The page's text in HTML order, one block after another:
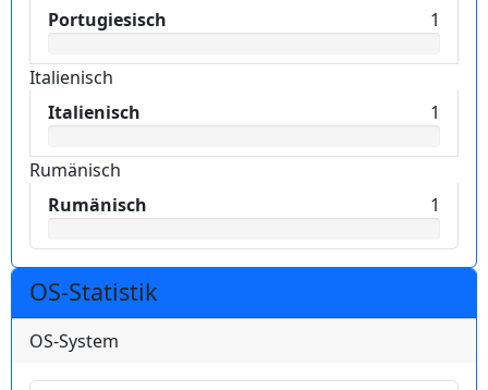
Portugiesisch
1
Italienisch
Italienisch
1
Rumänisch
Rumänisch
1
OS-Statistik
OS-System